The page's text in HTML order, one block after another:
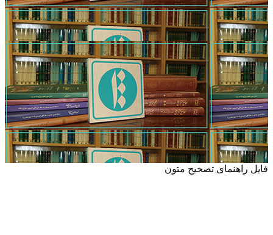
فایل راهنمای تصحیح متون